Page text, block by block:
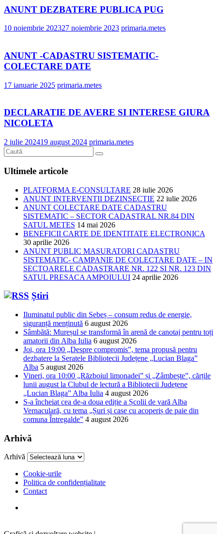
ANUNT DEZBATERE PUBLICA PUG
10 noiembrie 202327 noiembrie 2023 primaria.metes
ANUNT -CADASTRU SISTEMATIC-
COLECTARE DATE
17 ianuarie 2025 primaria.metes
DECLARATIE DE AVERE SI INTERESE GIURA
NICOLETA
2 iulie 202419 august 2024 primaria.metes
Ultimele articole
PLATFORMA E-CONSULTARE 28 iulie 2026
ANUNT INTERVENTII DEZINSECTIE 22 iulie 2026
ANUNT COLECTARE DATE CADASTRU
SISTEMATIC – SECTOR CADASTRAL NR.84 DIN
SATUL METES 14 mai 2026
BENEFICII CARTE DE IDENTITATE ELECTRONICA
30 aprilie 2026
ANUNT PUBLIC MASURATORI CADASTRU
SISTEMATIC- CAMPANIE DE COLECTARE DATE – IN
SECTOARELE CADASTRARE NR. 122 SI NR. 123 DIN
SATUL PRESACA AMPOIULUI 24 aprilie 2026
Știri
Iluminatul public din Sebeș – consum redus de energie,
siguranță menținută 6 august 2026
Sâmbătă: Mureșul se transformă în arenă de canotaj pentru toți
amatorii din Alba Iulia 6 august 2026
Joi, ora 19:00 „Despre compromis”, tema propusă pentru
dezbatere la Seratele Bibliotecii Județene „Lucian Blaga”
Alba 5 august 2026
Vineri, ora 10:00 „Războiul limonadei” și „Zâmbește”, cărțile
lunii august la Clubul de lectură a Bibliotecii Județene
„Lucian Blaga” Alba Iulia 4 august 2026
S-a încheiat cea de-a doua ediție a Școlii de vară Alba
Vernaculară, cu tema „Șuri și case cu acoperiș de paie din
comuna Întregalde” 4 august 2026
Arhivă
Arhivă
Cookie-urile
Politica de confidențialitate
Contact